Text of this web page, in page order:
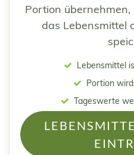
Portion
das Lebensmittel
Lebensmittel
Portion
Tageswerte